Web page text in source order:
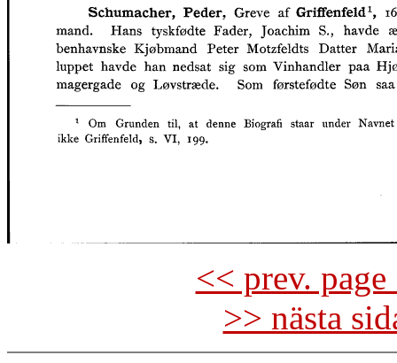
<< prev.
>> nästa